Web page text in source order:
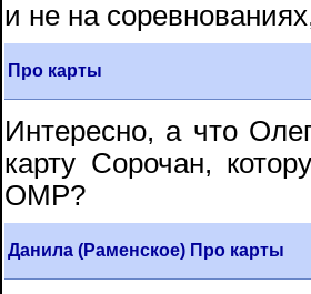
и не на
Про карты
Интересно, а что
карту Сорочан,
ОМР?
Данила (Раменское) Про карты